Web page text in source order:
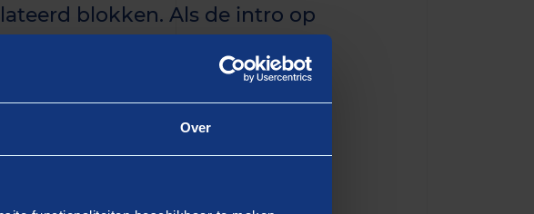
Over
blokken. Als de intro op
de rest in de eerste paragraaf